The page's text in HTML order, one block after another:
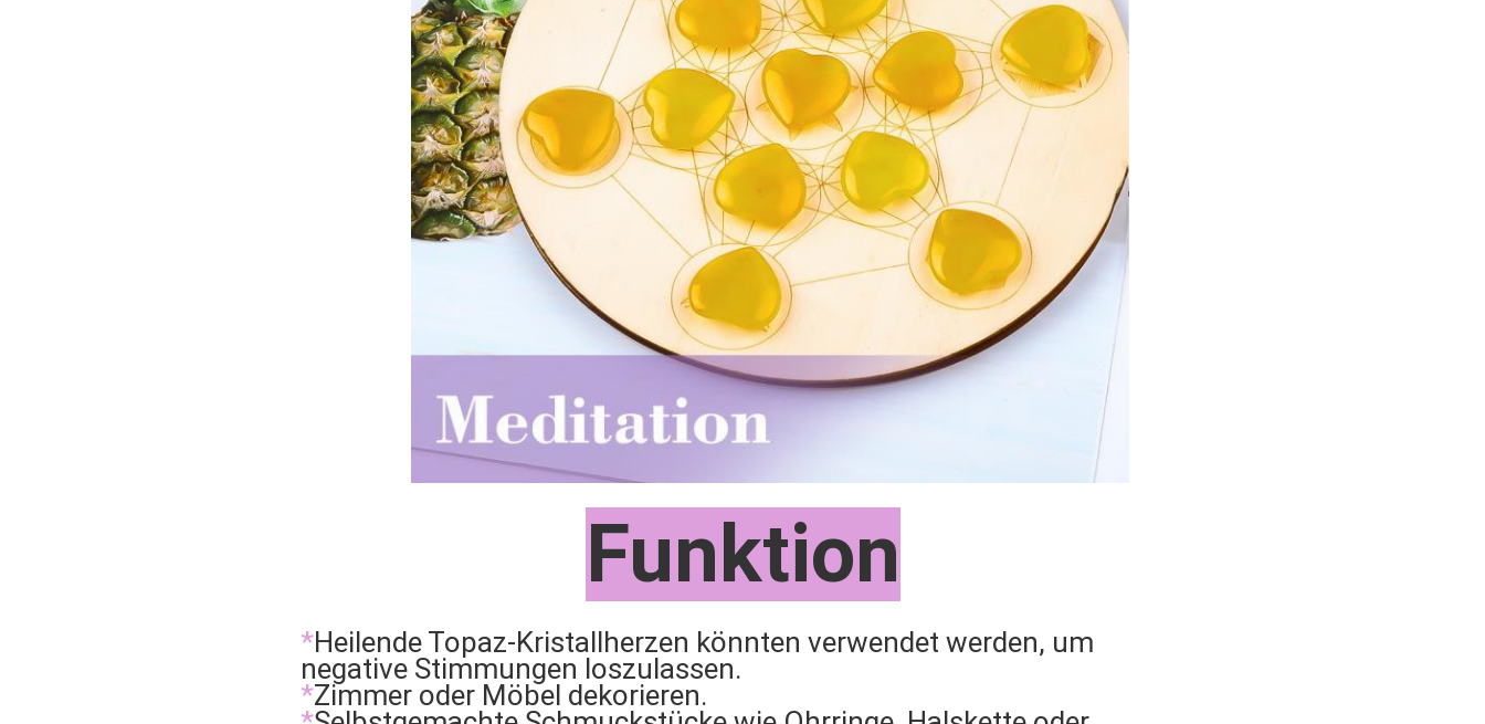
Funktion
*Heilende Topaz-Kristallherzen könnten verwendet werden, um
negative Stimmungen loszulassen.
*Zimmer oder Möbel dekorieren.